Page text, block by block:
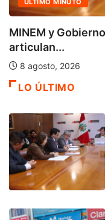
MINEM y
articulan...
8 agosto, 2026
LO ÚLTIMO